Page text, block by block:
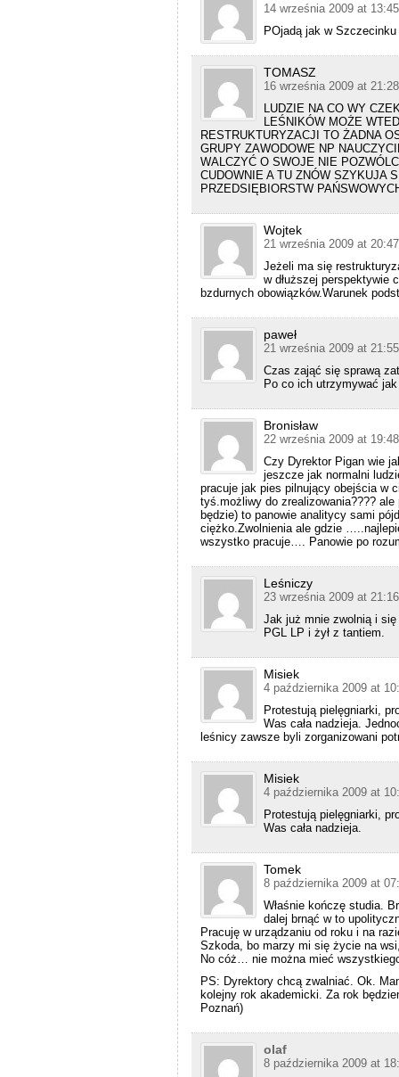
14 września 2009 at 13:45
POjadą jak w
TOMASZ
16 września 2009 at 21:28
LUDZIE NA CO WY
LEŚNIKÓW MOŻE
RESTRUKTURYZACJI TO ŻADNA
GRUPY ZAWODOWE NP
WALCZYĆ O SWOJE NIE
CUDOWNIE A TU ZNÓW SZYKUJA
PRZEDSIĘBIORSTW
Wojtek
21 września 2009 at 20:47
Jeżeli ma się
w dłuższej perspektywie
bzdurnych obowiązków.Warunek
paweł
21 września 2009 at 21:55
Czas zająć się sprawą
Po co ich utrzymywać
Bronisław
22 września 2009 at 19:48
Czy Dyrektor Pigan wie
jeszcze jak normalni
pracuje jak pies pilnujący obejścia w
tyś.możliwy do zrealizowania???? ale
będzie) to panowie analitycy sami
ciężko.Zwolnienia ale gdzie
wszystko pracuje…. Panowie po
Leśniczy
23 września 2009 at 21:16
Jak już mnie zwolnią i
PGL LP i żył z tantiem.
Misiek
4 października 2009 at
Protestują pielęgniarki,
Was cała nadzieja.
leśnicy zawsze byli zorganizowani
Misiek
4 października 2009 at
Protestują pielęgniarki,
Was cała nadzieja.
Tomek
8 października 2009 at
Właśnie kończę studia.
dalej brnąć w to
Pracuję w urządzaniu od roku i na
Szkoda, bo marzy mi się życie na
No cóż… nie można mieć
PS: Dyrektory chcą zwalniać. Ok.
kolejny rok akademicki. Za rok
Poznań)
olaf
8 października 2009 at